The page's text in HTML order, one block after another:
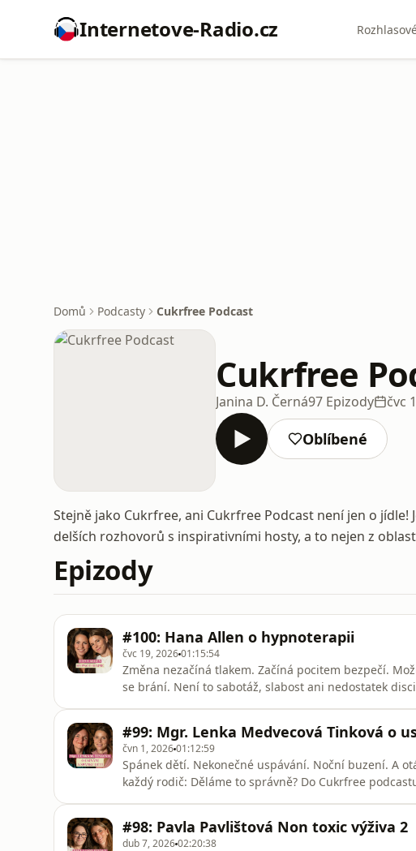
Internetove-Radio.cz
Domů Podcasty Cukrfree Podcast
Cukrfree
Janina D. Černá97 Epizody čvc
Oblíbené
Stejně jako Cukrfree, ani Cukrfree Podcast není jen o jídle!
delších rozhovorů s inspirativními hosty, a to nejen z
Epizody
#100: Hana Allen o hypnoterapii
čvc 19, 202601:15:54
Změna nezačíná tlakem. Začíná pocitem bezpečí.
se brání. Není to sabotáž, slabost ani nedostatek
vztahy, mateřst
#99: Mgr. Lenka Medvecová Tinková o
čvn 1, 202601:12:59
Spánek dětí. Nekonečné uspávání. Noční buzení. A
každý rodič: Děláme to správně? Do Cukrfree
uspávání hluboce zakořeněné v
#98: Pavla Pavlištová Non toxic výživa 2
dub 7, 202602:20:38